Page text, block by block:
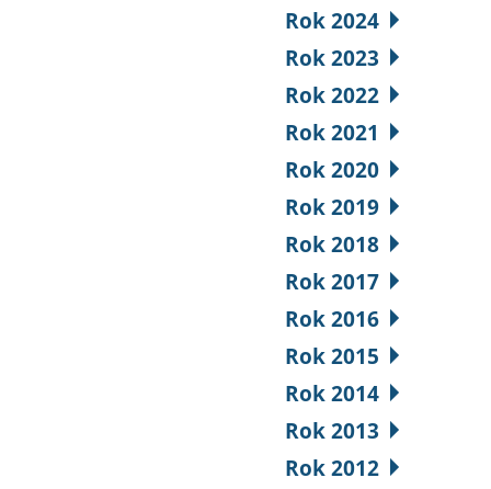
Rok 2024
Rok 2023
Rok 2022
Rok 2021
Rok 2020
Rok 2019
Rok 2018
Rok 2017
Rok 2016
Rok 2015
Rok 2014
Rok 2013
Rok 2012